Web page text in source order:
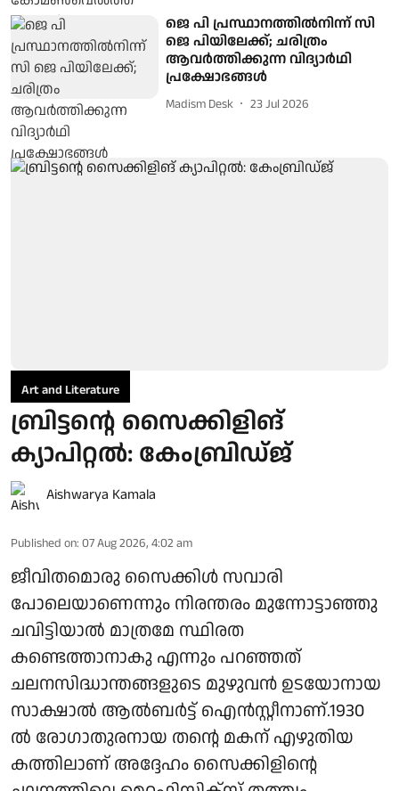
ജെ പി പ്രസ്ഥാനത്തില്‍നിന്ന് സി
ജെ പിയിലേക്ക്; ചരിത്രം
ആവര്‍ത്തിക്കുന്ന വിദ്യാര്‍ഥി
പ്രക്ഷോഭങ്ങള്‍
Madism Desk 23 Jul 2026
Art and Literature
ബ്രിട്ടന്റെ സൈക്കിളിങ്
ക്യാപിറ്റൽ: കേംബ്രിഡ്ജ്
Aishwarya Kamala
Published on: 07 Aug 2026, 4:02 am
ജീവിതമൊരു സൈക്കിൾ സവാരി
പോലെയാണെന്നും നിരന്തരം മുന്നോട്ടാഞ്ഞു
ചവിട്ടിയാൽ മാത്രമേ സ്ഥിരത
കണ്ടെത്താനാകു എന്നും പറഞ്ഞത്
ചലനസിദ്ധാന്തങ്ങളുടെ മുഴുവൻ ഉടയോനായ
സാക്ഷാൽ ആൽബർട്ട് ഐൻസ്റ്റീനാണ്.1930
ൽ രോഗാതുരനായ തന്റെ മകന് എഴുതിയ
കത്തിലാണ് അദ്ദേഹം സൈക്കിളിന്റെ